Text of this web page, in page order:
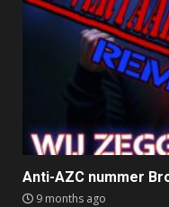
Anti-AZC nummer
9 months ago